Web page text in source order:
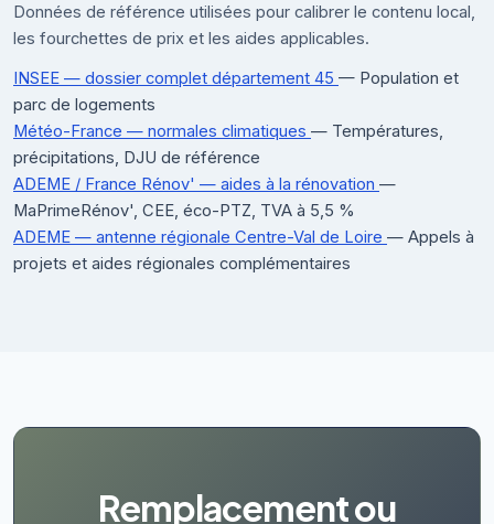
Données de référence utilisées pour calibrer le contenu local,
les fourchettes de prix et les aides applicables.
INSEE — dossier complet département 45 — Population et
parc de logements
Météo-France — normales climatiques — Températures,
précipitations, DJU de référence
ADEME / France Rénov' — aides à la rénovation —
MaPrimeRénov', CEE, éco-PTZ, TVA à 5,5 %
ADEME — antenne régionale Centre-Val de Loire — Appels à
projets et aides régionales complémentaires
Remplacement ou